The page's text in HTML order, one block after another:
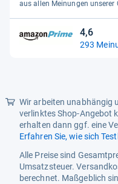
Produktart
Produktgewicht
Spieletitel
Sprache
Verlag
5
Sternen
aus allen Meinungen unserer
4,6
4,6
von
293
Wir arbeiten unabhängig
verlinktes Shop-Angebot
erhalten dann ggf. eine
Erfahren Sie, wie sich
Alle Preise sind
Umsatzsteuer.
berechnet. Maßgeblich